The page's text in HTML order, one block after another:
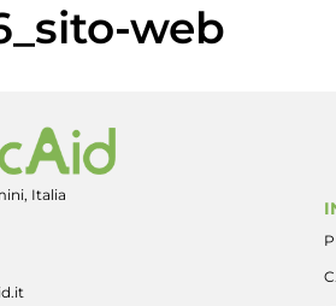
web
Italia